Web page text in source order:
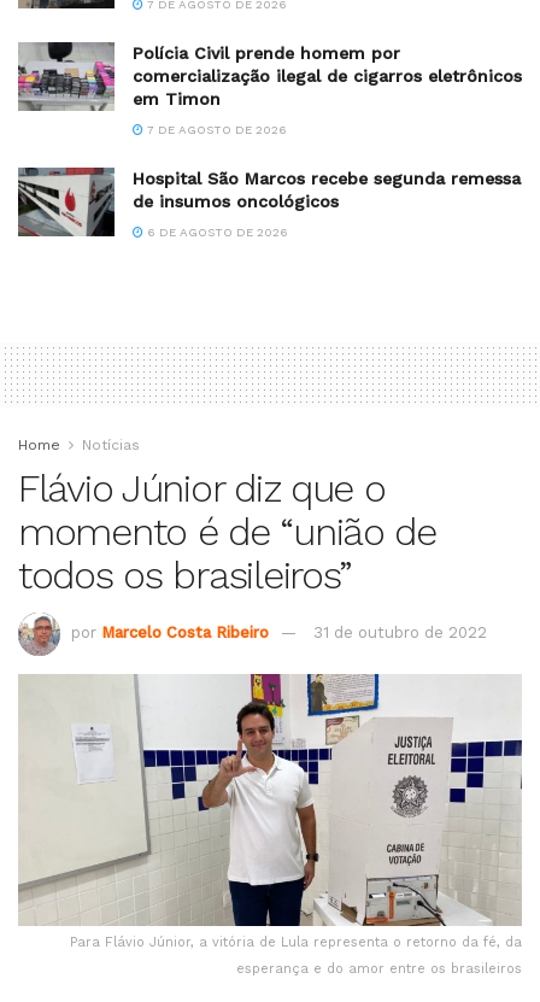
7 DE AGOSTO DE 2026
Polícia Civil prende homem por
comercialização ilegal de cigarros eletrônicos
em Timon
7 DE AGOSTO DE 2026
Hospital São Marcos recebe segunda remessa
de insumos oncológicos
6 DE AGOSTO DE 2026
Home Notícias
Flávio Júnior diz que o
momento é de “união de
todos os brasileiros”
por Marcelo Costa Ribeiro 31 de outubro de 2022
Para Flávio Júnior, a vitória de Lula representa o retorno da fé, da
esperança e do amor entre os brasileiros